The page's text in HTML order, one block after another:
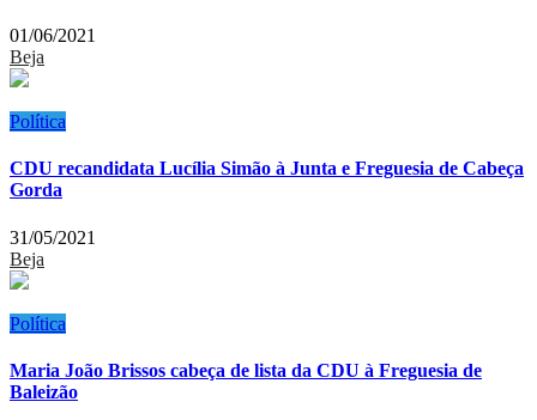
01/06/2021
Beja
Política
CDU recandidata Lucília Simão à Junta e Freguesia de Cabeça
Gorda
31/05/2021
Beja
Política
Maria João Brissos cabeça de lista da CDU à Freguesia de
Baleizão